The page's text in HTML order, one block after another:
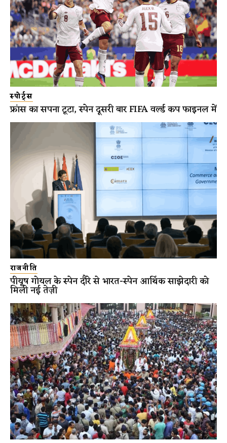
स्पोर्ट्स
फ्रांस का सपना टूटा, स्पेन दूसरी बार FIFA वर्ल्ड कप फाइनल में
राजनीति
पीयूष गोयल के स्पेन दौरे से भारत-स्पेन आर्थिक साझेदारी को
मिली नई तेज़ी